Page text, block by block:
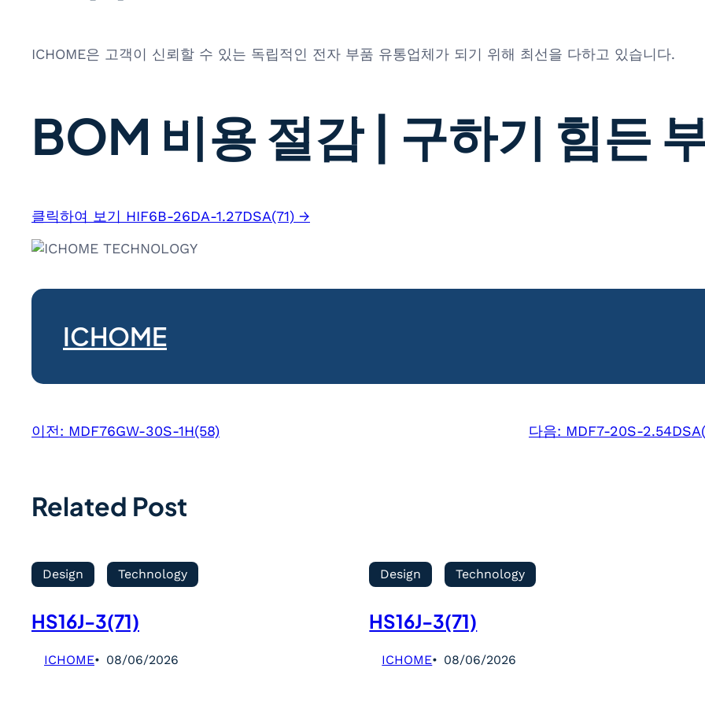
ICHOME은 고객이 신뢰할 수 있는 독립적인 전자 부품 유통업체가 되기 위해 최선을 다하고 있습니다.
BOM 비용 절감 | 구하기 힘든
클릭하여 보기 HIF6B-26DA-1.27DSA(71) →
ICHOME
이전: MDF76GW-30S-1H(58) 다음: MDF7-20S-
Related Post
Design Technology
HS16J-3(71)
ICHOME 08/06/2026
Design Technology
HS16J-3(71)
ICHOME 08/06/2026